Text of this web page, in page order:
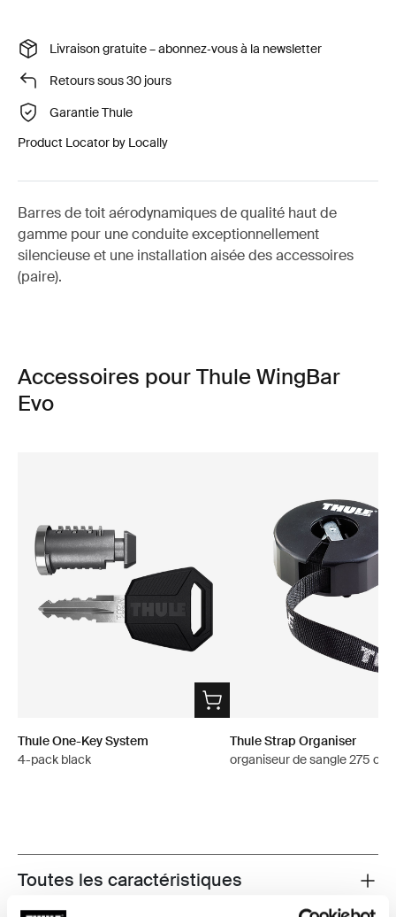
Livraison gratuite – abonnez‑vous à la newsletter
Retours sous 30 jours
Garantie Thule
Product Locator by Locally
Barres de toit aérodynamiques de qualité haut de
gamme pour une conduite exceptionnellement
silencieuse et une installation aisée des accessoires
(paire).
Accessoires pour Thule WingBar
Evo
Thule One-Key System
4-pack black
Thule Strap Organiser
organiseur de sangle 275 cm
Toggle features
Toutes les caractéristiques